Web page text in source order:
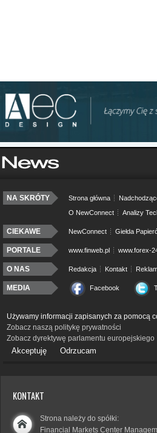
NA SKRÓTY Strona główna
O NewConnect
Analizy
CIEKAWE NewConnect Giełda
PORTALE www.finweb.pl www.forex-
O NAS Redakcja Kontakt
MEDIA Facebook
Używamy informacji zapisanych za pomocą
Zobacz naszą politykę prywatności
Zobacz dyrektywę parlamentu europejskiego
Akceptuję Odrzucam
KONTAKT
Strona należy do spółki:
Financial Markets Center